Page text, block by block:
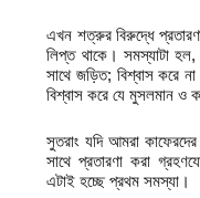
এখন শত্রুর বিরুদ্ধে
লিপ্ত থাকে। সমস্যাটা হল,
সাথে জড়িত; বিশ্বাস করে
বিশ্বাস করে যে মুসলমান ও
সুতরাং যদি আমরা
সাথে প্রতারণা করা
এটাই হচ্ছে প্রথম সমস্যা।